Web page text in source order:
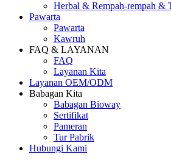
Herbal & Rempah-rempah &
Pawarta
Pawarta
Kawruh
FAQ & LAYANAN
FAQ
Layanan Kita
Layanan OEM/ODM
Babagan Kita
Babagan Bioway
Sertifikat
Pameran
Tur Pabrik
Hubungi Kami